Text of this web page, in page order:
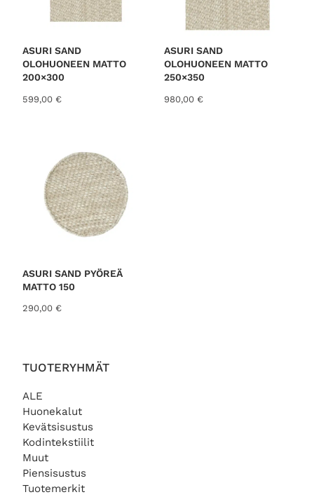
TUOTERYHMÄT
ALE
Huonekalut
Kevätsisustus
Kodintekstiilit
Muut
Piensisustus
Tuotemerkit
e
n
i
n
t
o
7
,
0
0
n
t
n
€
.
ASURI SAND
OLOHUONEEN MATTO
200×300
599,00 €
ASURI SAND
OLOHUONEEN MATTO
250×350
980,00 €
ASURI SAND PYÖREÄ
MATTO 150
290,00 €